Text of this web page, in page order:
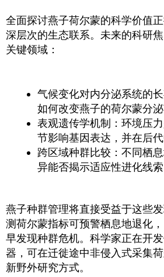
全面探讨燕子荷尔蒙的科学价值
深层次的生态联系。未来的科研
关键领域：
气候变化对内分泌系统的
如何改变燕子的荷尔蒙分泌
表观遗传学机制：环境压
节影响基因表达，并在后
跨区域种群比较：不同栖
异能否揭示适应性进化线索
燕子种群管理将直接受益于这些
测荷尔蒙指标可预警栖息地退化
早发现种群危机。科学家正在开
器，可在迁徙途中非侵入式采集
新野外研究方式。